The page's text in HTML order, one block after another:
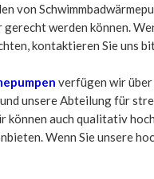
von
werden können.
kontaktieren Sie uns
verfügen wir
unsere Abteilung für
auch qualitativ
Wenn Sie unsere